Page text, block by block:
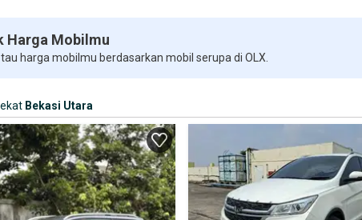
Harga Mobilmu
harga mobilmu berdasarkan mobil serupa di OLX.
Bekasi Utara